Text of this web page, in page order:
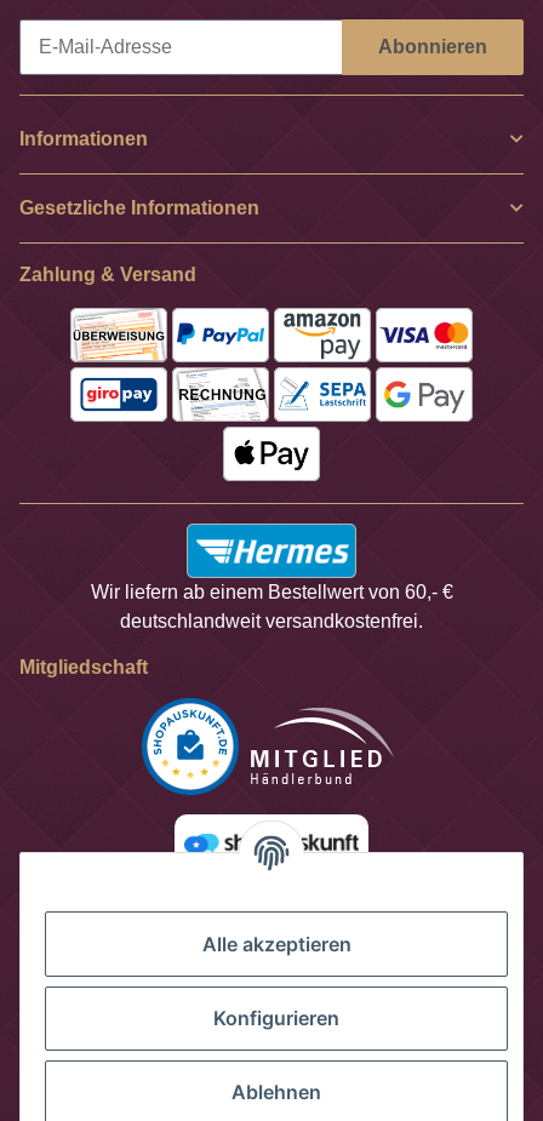
Alle akzeptieren
Konfigurieren
Ablehnen
Abonnieren
Informationen
Gesetzliche Informationen
Zahlung & Versand
Wir liefern ab einem Bestellwert von 60,- €
deutschlandweit versandkostenfrei.
Mitgliedschaft